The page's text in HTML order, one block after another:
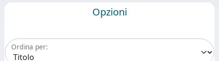
Opzioni
Ordina per: